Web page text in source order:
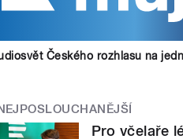
Českého rozhlasu na
Pro včelaře